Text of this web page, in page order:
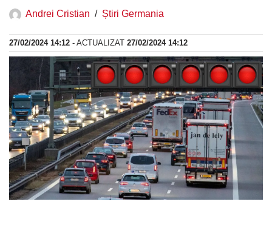
Andrei Cristian Știri Germania
27/02/2024 14:12 - ACTUALIZAT 27/02/2024 14:12